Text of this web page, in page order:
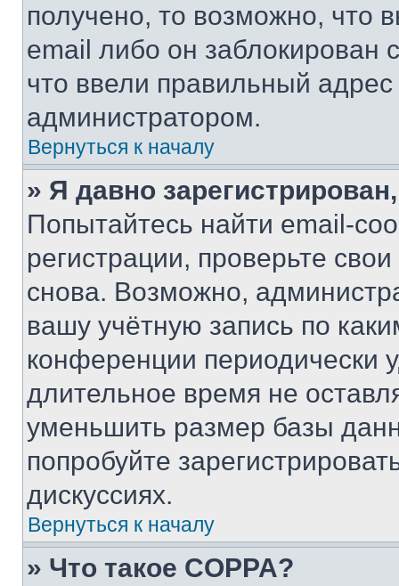
получено, то возможно, что
email либо он
что ввели правильный адрес
администратором.
Вернуться к началу
» Я давно
Попытайтесь найти email-
регистрации, проверьте
снова. Возможно,
вашу учётную запись по
конференции периодически
длительное время не
уменьшить размер базы
попробуйте
дискуссиях.
Вернуться к началу
» Что такое COPPA?